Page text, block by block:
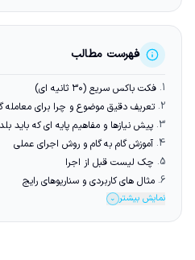
فهرست مطالب
1. فکت باکس سریع (۳۰ ثانیه ای)
2. تعریف دقیق موضوع و چرا برای معامله
3. پیش نیازها و مفاهیم پایه ای که باید
4. آموزش گام به گام و روش اجرای عملی
5. چک لیست قبل از اجرا
6. مثال های کاربردی و سناریوهای رایج
نمایش بیشتر ⌄